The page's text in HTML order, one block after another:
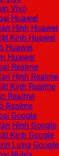
Vivo
Huawei
Hình Huawei
Kính Huawei
Huawei
Huawei
Realme
Hình Realme
Kính Realme
Realme
Realme
Google
Hình Google
Kính Google
Lưng Google